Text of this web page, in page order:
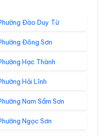
Đào Duy Từ
Đông Sơn
Hạc Thành
Hải Lĩnh
Nam Sầm Sơn
Ngọc Sơn